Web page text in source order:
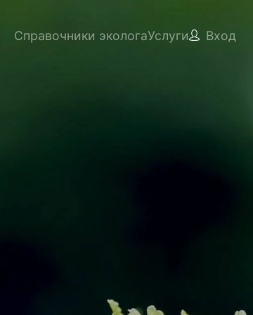
Справочники экологаУслуги Вход